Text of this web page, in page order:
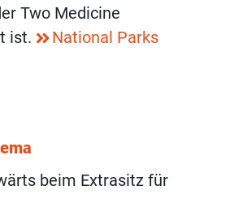
Two Medicine
ist.
National Parks
beim Extrasitz für